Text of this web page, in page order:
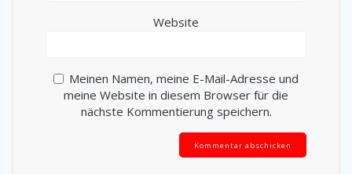
Website
Meinen Namen, meine E-Mail-Adresse und
meine Website in diesem Browser für die
nächste Kommentierung speichern.